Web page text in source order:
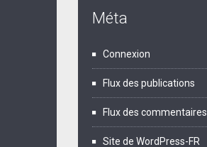
Méta
Connexion
Flux des publications
Flux des commentaires
Site de WordPress-FR